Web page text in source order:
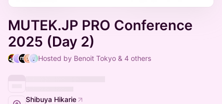
MUTEK.JP PRO Conference
2025 (Day 2)
Hosted by Benoit Tokyo & 4 others
Shibuya Hikarie